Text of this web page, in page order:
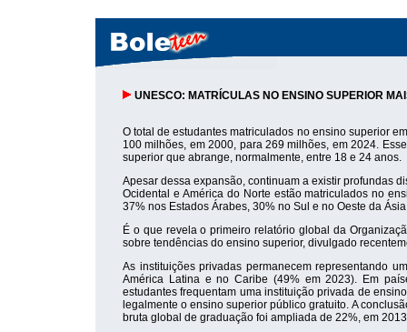
UNESCO: MATRÍCULAS NO ENSINO SUPERIOR
O total de estudantes matriculados no ensino superior
100 milhões, em 2000, para 269 milhões, em 2024.
superior que abrange, normalmente, entre 18 e 24 anos.
Apesar dessa expansão, continuam a existir profundas
Ocidental e América do Norte estão matriculados no
37% nos Estados Árabes, 30% no Sul e no Oeste da
É o que revela o primeiro relatório global da
sobre tendências do ensino superior, divulgado
As instituições privadas permanecem representando
América Latina e no Caribe (49% em 2023). Em
estudantes frequentam uma instituição privada de
legalmente o ensino superior público gratuito. A
bruta global de graduação foi ampliada de 22%, em